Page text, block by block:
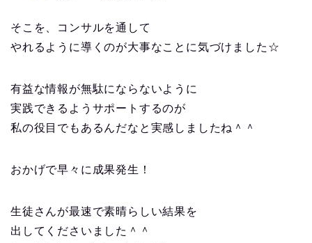
そこを、コンサルを通して
やれるように導くのが大事なことに気づけました☆
有益な情報が無駄にならないように
実践できるようサポートするのが
私の役目でもあるんだなと実感しましたね＾＾
おかげで早々に成果発生！
生徒さんが最速で素晴らしい結果を
出してくださいました＾＾